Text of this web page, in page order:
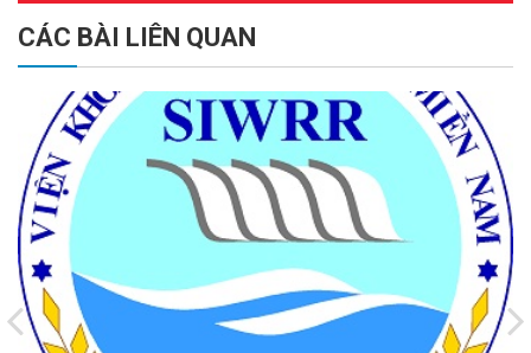
CÁC BÀI LIÊN QUAN